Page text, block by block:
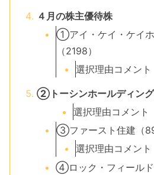
４月の株主優待株
①アイ・ケイ・ケイホ
（2198）
選択理由コメント
②トーシンホールディン
選択理由コメント
③ファースト住建（
選択理由コメント
④ロック・フィールド